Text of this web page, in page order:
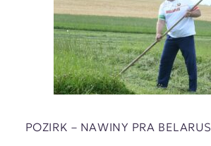
POZIRK – NAWІNY PRA BELARUS